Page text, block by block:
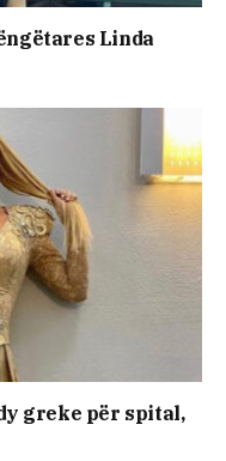
Linda
greke për spital,